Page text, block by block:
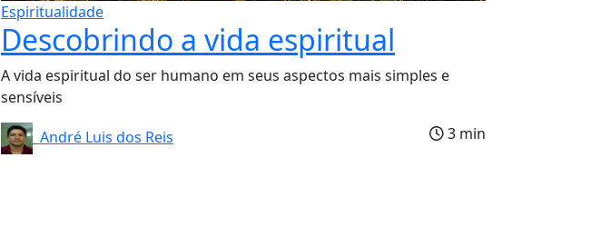
Espiritualidade
Descobrindo a vida espiritual
​​A vida espiritual do ser humano em seus aspectos mais simples e
sensíveis​
André Luis dos Reis
3 min